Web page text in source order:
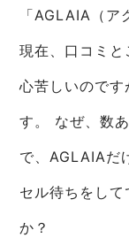
「AGLAIA（
現在、口コミ
心苦しいのです
す。 なぜ、数
で、AGLAIAだ
セル待ちをし
か？